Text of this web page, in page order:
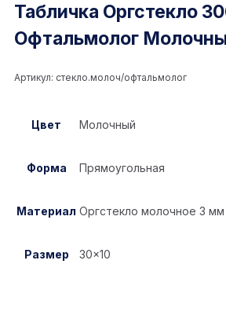
Табличка Оргстекло
Офтальмолог
Артикул: стекло.молоч/офтальмолог
Цвет Молочный
Форма Прямоугольная
Материал Оргстекло молочное 3 мм
Размер 30×10